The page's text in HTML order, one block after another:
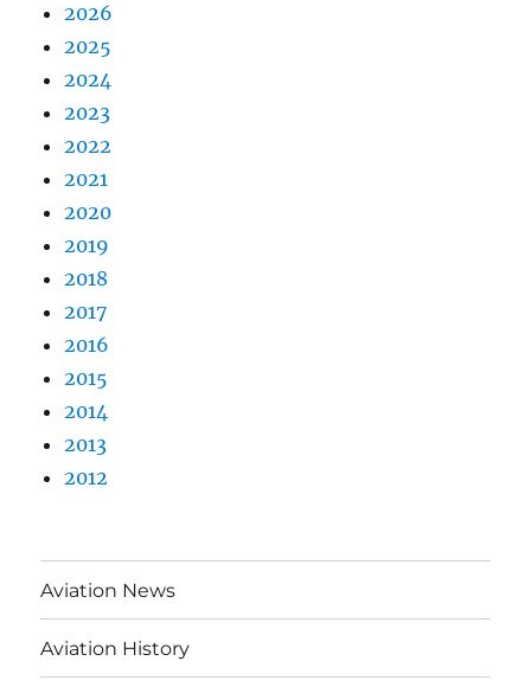
2026
2025
2024
2023
2022
2021
2020
2019
2018
2017
2016
2015
2014
2013
2012
Aviation News
Aviation History